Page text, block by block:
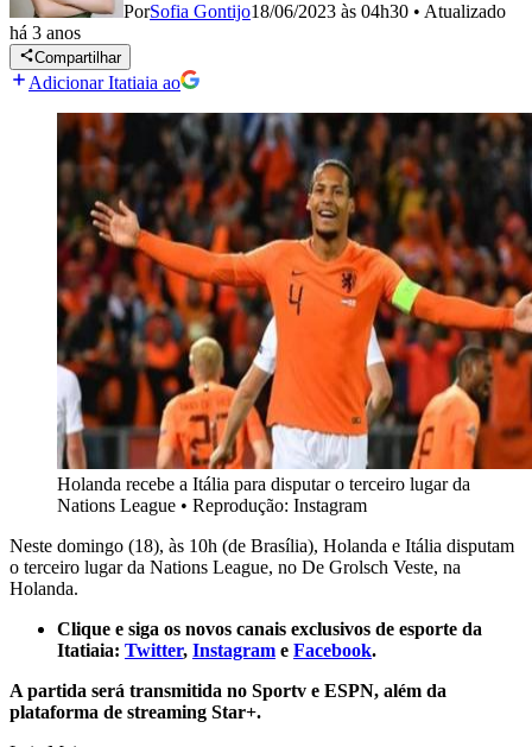
PorSofia Gontijo18/06/2023 às 04h30 • Atualizado
há 3 anos
Compartilhar
Adicionar Itatiaia ao
Holanda recebe a Itália para disputar o terceiro lugar da
Nations League • Reprodução: Instagram
Neste domingo (18), às 10h (de Brasília), Holanda e Itália disputam
o terceiro lugar da Nations League, no De Grolsch Veste, na
Holanda.
Clique e siga os novos canais exclusivos de esporte da
Itatiaia: Twitter, Instagram e Facebook.
A partida será transmitida no Sportv e ESPN, além da
plataforma de streaming Star+.